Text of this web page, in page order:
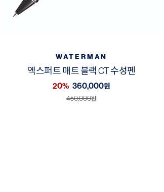
WATERMAN
엑스퍼트 매트 블랙 CT 수성펜
20% 360,000원
450,000원